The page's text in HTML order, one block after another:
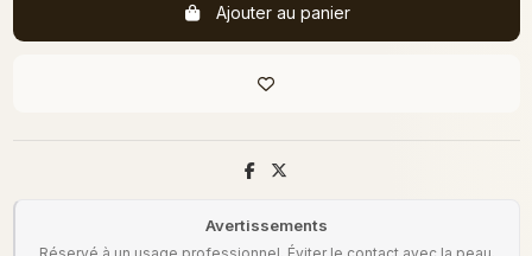
Ajouter au panier
Avertissements